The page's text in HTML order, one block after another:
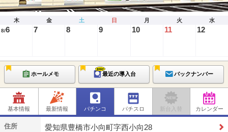
木 金 土 日 月 火 水
8/6 7 8 9 10 11 12
ホールメモ 最近の導入台 バックナンバー
基本情報 最新情報 パチンコ パチスロ 新台入替 カレンダー
住所 愛知県豊橋市小向町字西小向28